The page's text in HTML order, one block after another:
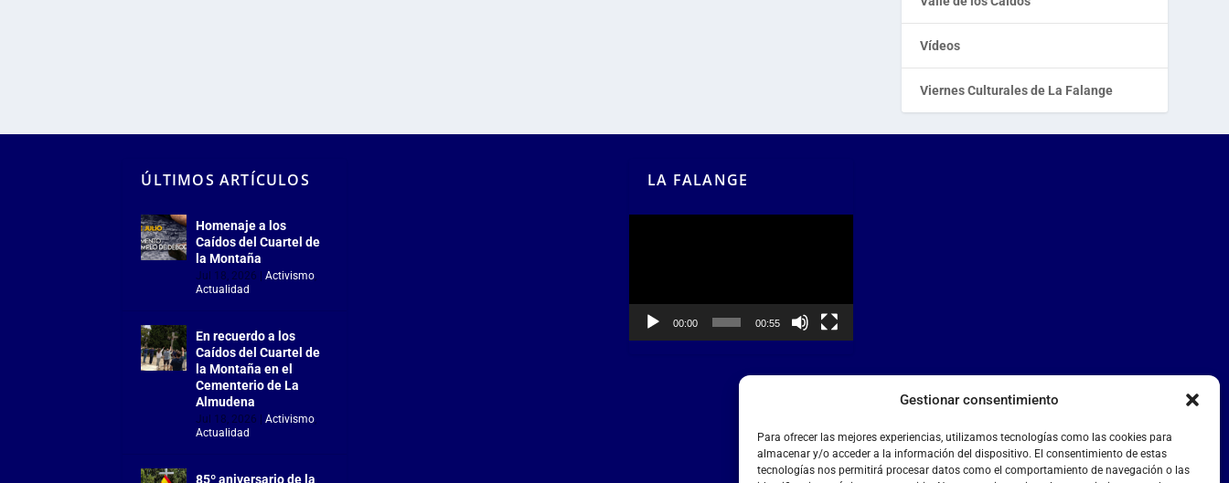
Gestionar consentimiento
Para ofrecer las mejores experiencias, utilizamos tecnologías como las cookies para
almacenar y/o acceder a la información del dispositivo. El consentimiento de estas
tecnologías nos permitirá procesar datos como el comportamiento de navegación o las
Vídeos
Viernes Culturales de La Falange
ÚLTIMOS ARTÍCULOS
Homenaje a los
Caídos del Cuartel de
la Montaña
Jul 18, 2026 |Activismo,
Actualidad
En recuerdo a los
Caídos del Cuartel de
la Montaña en el
Cementerio de La
Almudena
Jul 18, 2026 |Activismo,
Actualidad
85º aniversario de la
LA FALANGE
00:00 00:55